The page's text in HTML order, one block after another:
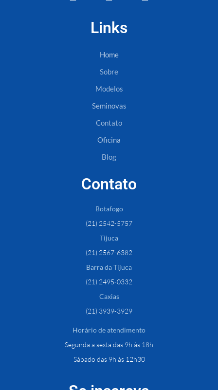
Links
Home
Sobre
Modelos
Seminovas
Contato
Oficina
Blog
Contato
Botafogo
(21) 2542-5757
Tijuca
(21) 2567-6382
Barra da Tijuca
(21) 2495-0332
Caxias
(21) 3939-3929
Horário de atendimento
Segunda a sexta das 9h às 18h
Sábado das 9h às 12h30